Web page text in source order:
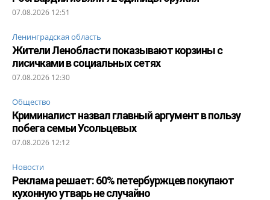
07.08.2026 12:51
Ленинградская область
Жители Ленобласти показывают корзины с
лисичками в социальных сетях
07.08.2026 12:30
Общество
Криминалист назвал главный аргумент в пользу
побега семьи Усольцевых
07.08.2026 12:12
Новости
Реклама решает: 60% петербуржцев покупают
кухонную утварь не случайно